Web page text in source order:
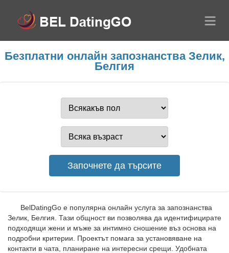
Безплатни онлайн запознанства Зелик,
Белгия
BelDatingGo е популярна онлайн услуга за запознанства
Зелик, Белгия. Тази общност ви позволява да идентифицирате
подходящи жени и мъже за интимно сношение въз основа на
подробни критерии. Проектът помага за установяване на
контакти в чата, планиране на интересни срещи. Удобната